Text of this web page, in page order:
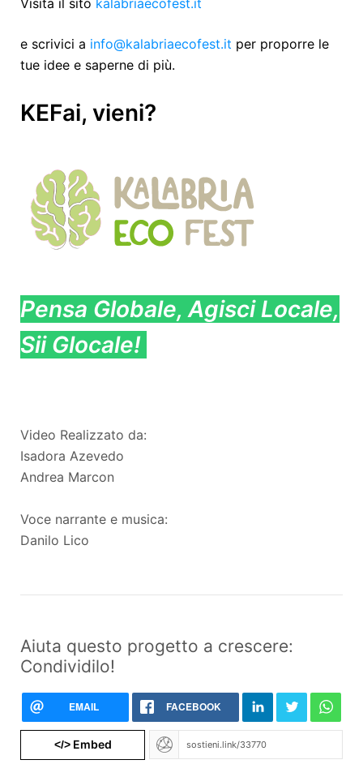
e scrivici a info@kalabriaecofest.it per proporre le
tue idee e saperne di più.
KEFai, vieni?
Pensa Globale, Agisci Locale,
Sii Glocale!
Video Realizzato da:
Isadora Azevedo
Andrea Marcon
Voce narrante e musica:
Danilo Lico
Aiuta questo progetto a crescere:
Condividilo!
EMAIL FACEBOOK
</>Embed